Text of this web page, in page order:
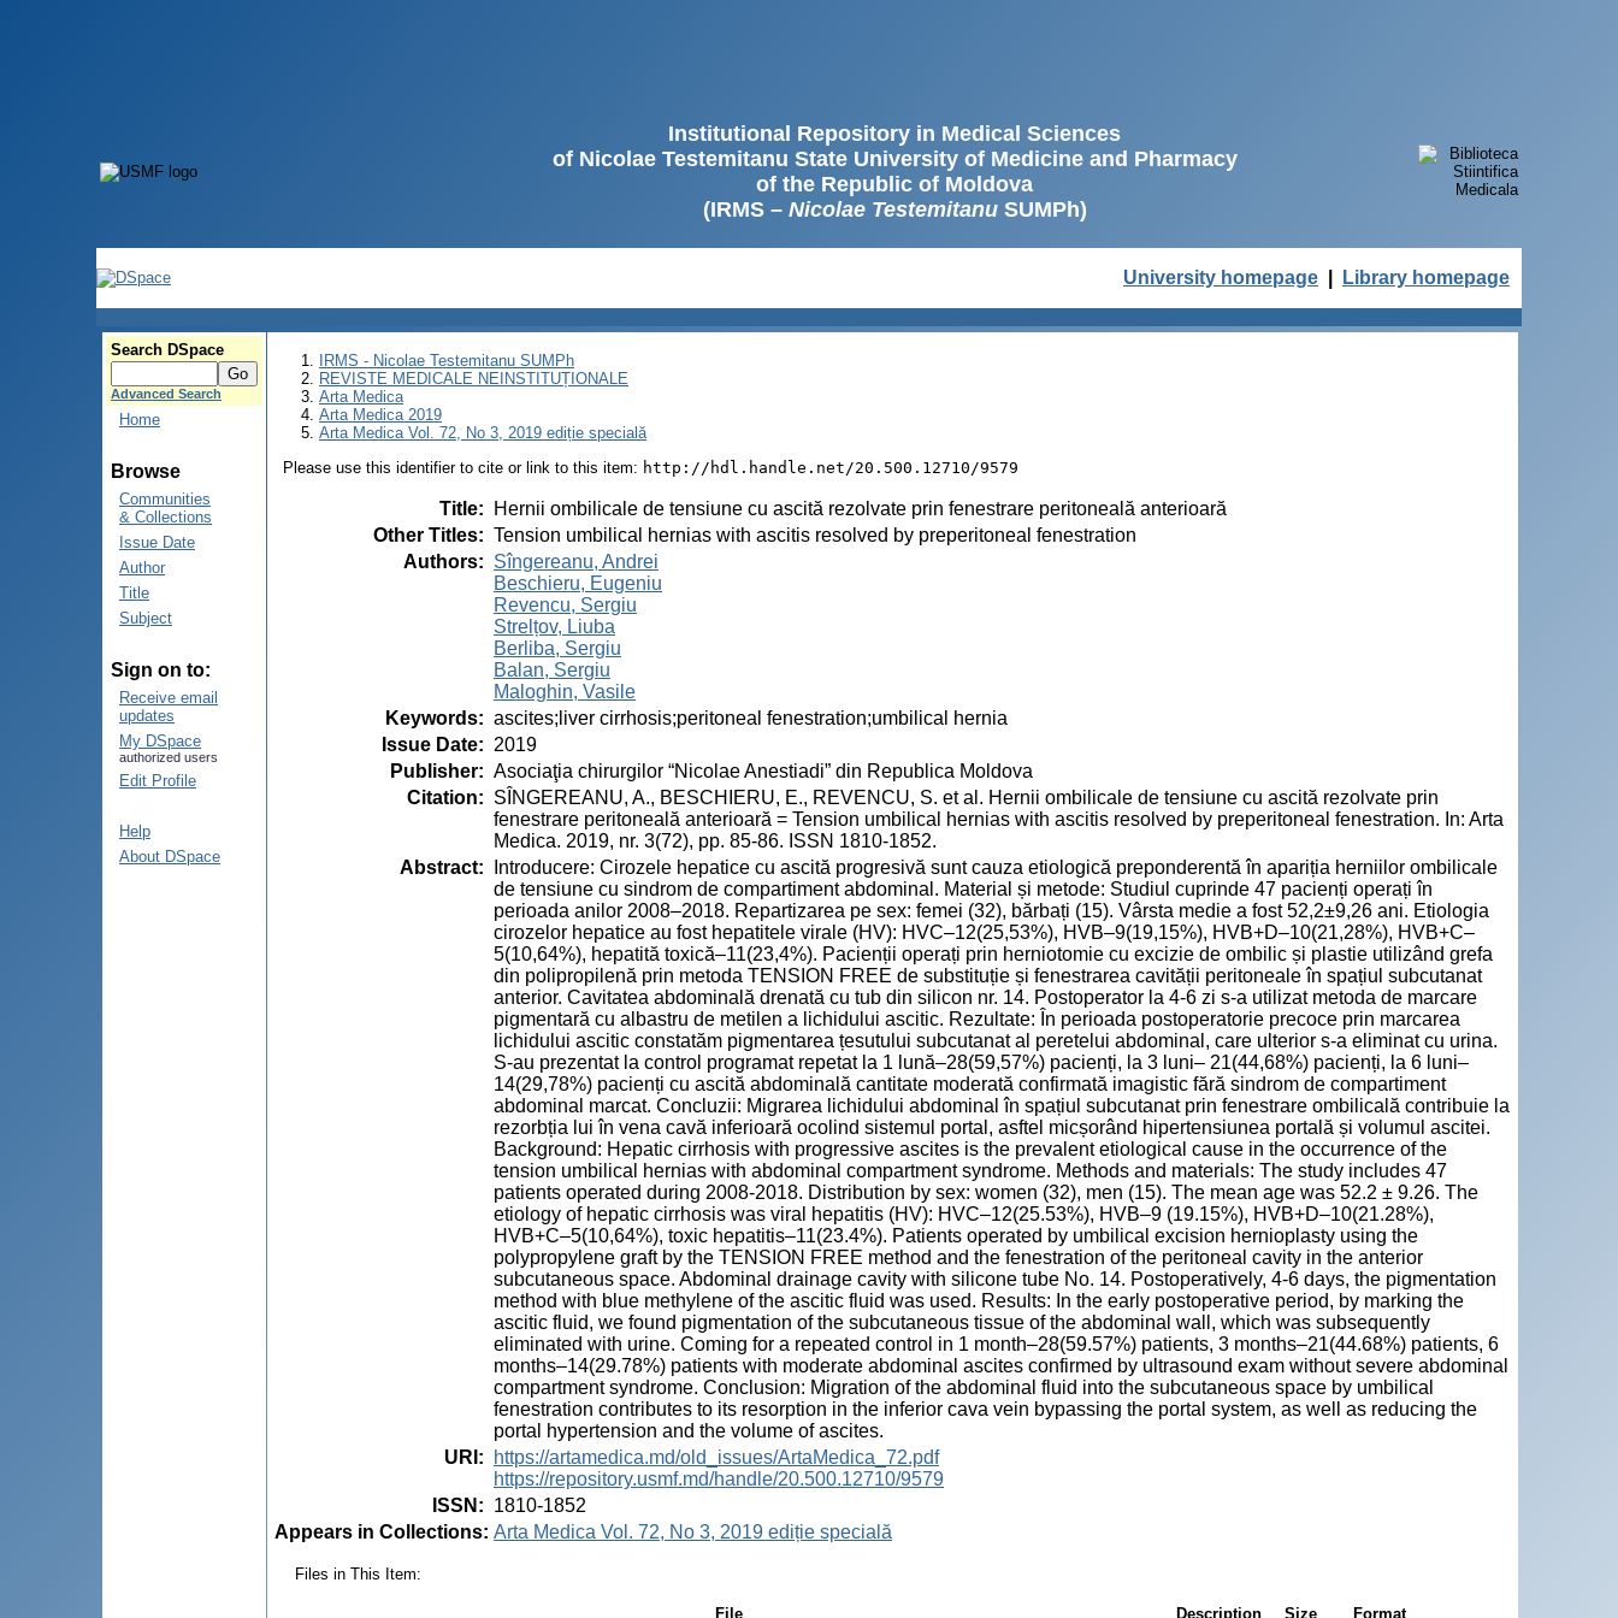
Institutional Repository in Medical Sciences
of Nicolae Testemitanu State University of Medicine and Pharmacy
of the Republic of Moldova
(IRMS – Nicolae TestemitanuSUMPh)
University homepage Library homepage
Search DSpace
Advanced Search
Home
Browse
Communities
& Collections
Issue Date
Author
Title
Subject
Sign on to:
Receive email
updates
My DSpace
authorized users
Edit Profile
Help
About DSpace
IRMS - Nicolae Testemitanu SUMPh
REVISTE MEDICALE NEINSTITUȚIONALE
Arta Medica
Arta Medica 2019
Arta Medica Vol. 72, No 3, 2019 ediție specială
Please use this identifier to cite or link to this item: http://hdl.handle.net/20.500.12710/9579
Title:
Hernii ombilicale de tensiune cu ascită rezolvate prin fenestrare peritoneală anterioară
Other Titles: Tension umbilical hernias with ascitis resolved by preperitoneal fenestration
Authors: Sîngereanu, Andrei
Beschieru, Eugeniu
Revencu, Sergiu
Strelțov, Liuba
Berliba, Sergiu
Balan, Sergiu
Maloghin, Vasile
Keywords: ascites;liver cirrhosis;peritoneal fenestration;umbilical hernia
Issue Date: 2019
Publisher: Asociaţia chirurgilor “Nicolae Anestiadi” din Republica Moldova
Citation: SÎNGEREANU, A., BESCHIERU, E., REVENCU, S. et al. Hernii ombilicale de tensiune cu ascită rezolvate prin
fenestrare peritoneală anterioară = Tension umbilical hernias with ascitis resolved by preperitoneal fenestration. In: Arta
Medica. 2019, nr. 3(72), pp. 85-86. ISSN 1810-1852.
Abstract:
Introducere: Cirozele hepatice cu ascită progresivă sunt cauza etiologică preponderentă în apariția herniilor ombilicale
de tensiune cu sindrom de compartiment abdominal. Material și metode: Studiul cuprinde 47 pacienți operați în
perioada anilor 2008–2018. Repartizarea pe sex: femei (32), bărbați (15). Vârsta medie a fost 52,2±9,26 ani. Etiologia
cirozelor hepatice au fost hepatitele virale (HV): HVC–12(25,53%), HVB–9(19,15%), HVB+D–10(21,28%), HVB+C–
5(10,64%), hepatită toxică–11(23,4%). Pacienții operați prin herniotomie cu excizie de ombilic și plastie utilizând grefa
din polipropilenă prin metoda TENSION FREE de substituție și fenestrarea cavității peritoneale în spațiul subcutanat
anterior. Cavitatea abdominală drenată cu tub din silicon nr. 14. Postoperator la 4-6 zi s-a utilizat metoda de marcare
pigmentară cu albastru de metilen a lichidului ascitic. Rezultate: În perioada postoperatorie precoce prin marcarea
lichidului ascitic constatăm pigmentarea țesutului subcutanat al peretelui abdominal, care ulterior s-a eliminat cu urina.
S-au prezentat la control programat repetat la 1 lună–28(59,57%) pacienți, la 3 luni– 21(44,68%) pacienți, la 6 luni–
14(29,78%) pacienți cu ascită abdominală cantitate moderată confirmată imagistic fără sindrom de compartiment
abdominal marcat. Concluzii: Migrarea lichidului abdominal în spațiul subcutanat prin fenestrare ombilicală contribuie la
rezorbția lui în vena cavă inferioară ocolind sistemul portal, asftel micșorând hipertensiunea portală și volumul ascitei.
Background: Hepatic cirrhosis with progressive ascites is the prevalent etiological cause in the occurrence of the
tension umbilical hernias with abdominal compartment syndrome. Methods and materials: The study includes 47
patients operated during 2008-2018. Distribution by sex: women (32), men (15). The mean age was 52.2 ± 9.26. The
etiology of hepatic cirrhosis was viral hepatitis (HV): HVC–12(25.53%), HVB–9 (19.15%), HVB+D–10(21.28%),
HVB+C–5(10,64%), toxic hepatitis–11(23.4%). Patients operated by umbilical excision hernioplasty using the
polypropylene graft by the TENSION FREE method and the fenestration of the peritoneal cavity in the anterior
subcutaneous space. Abdominal drainage cavity with silicone tube No. 14. Postoperatively, 4-6 days, the pigmentation
method with blue methylene of the ascitic fluid was used. Results: In the early postoperative period, by marking the
ascitic fluid, we found pigmentation of the subcutaneous tissue of the abdominal wall, which was subsequently
eliminated with urine. Coming for a repeated control in 1 month–28(59.57%) patients, 3 months–21(44.68%) patients, 6
months–14(29.78%) patients with moderate abdominal ascites confirmed by ultrasound exam without severe abdominal
compartment syndrome. Conclusion: Migration of the abdominal fluid into the subcutaneous space by umbilical
fenestration contributes to its resorption in the inferior cava vein bypassing the portal system, as well as reducing the
portal hypertension and the volume of ascites.
URI :
https://artamedica.md/old_issues/ArtaMedica_72.pdf
https://repository.usmf.md/handle/20.500.12710/9579
ISSN : 1810-1852
Appears in Collections: Arta Medica Vol. 72, No 3, 2019 ediție specială
Files in This Item:
File Description Size Format